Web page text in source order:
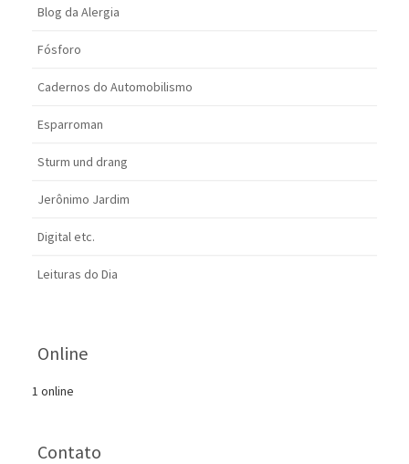
Blog da Alergia
Fósforo
Cadernos do Automobilismo
Esparroman
Sturm und drang
Jerônimo Jardim
Digital etc.
Leituras do Dia
Online
1 online
Contato